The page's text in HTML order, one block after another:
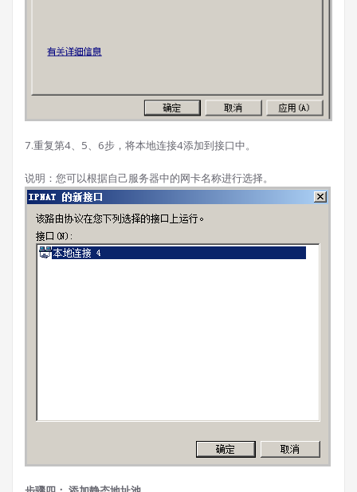
7.重复第4、5、6步，将本地连接4添加到接口中。
说明：您可以根据自己服务器中的网卡名称进行选择。